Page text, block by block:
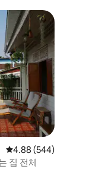
평점 4.88점(5점 만점),
4.88 (544)
집 전체